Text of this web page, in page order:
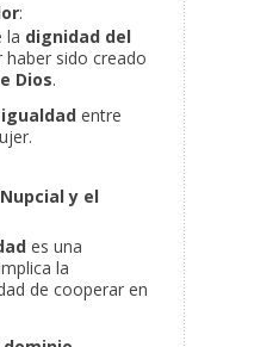
:
la dignidad del
haber sido creado
Dios.
igualdad entre
y el
es una
la
de cooperar en